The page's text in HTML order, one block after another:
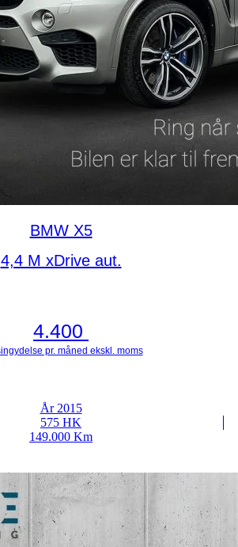
BMW X5
4,4 M xDrive aut.
4.400
År 2015
575 HK
149.000 Km